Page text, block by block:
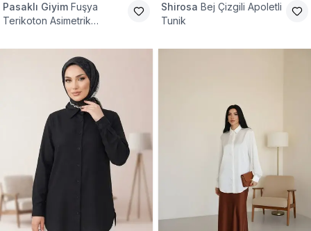
Pasaklı Giyim Fuşya
Terikoton Asimetrik
Shirosa Bej Çizgili Apoletli
Tunik